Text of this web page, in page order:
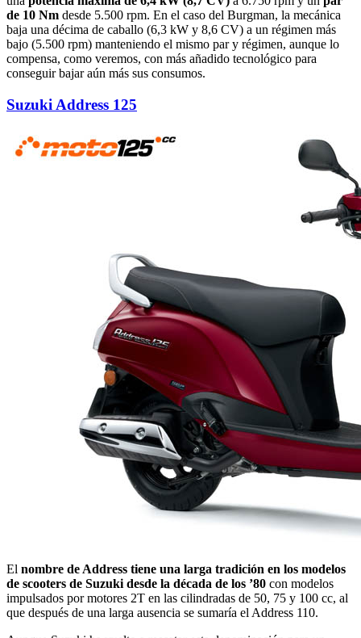
de 10 Nm desde 5.500 rpm. En el caso del Burgman, la mecánica
baja una décima de caballo (6,3 kW y 8,6 CV) a un régimen más
bajo (5.500 rpm) manteniendo el mismo par y régimen, aunque lo
compensa, como veremos, con más añadido tecnológico para
conseguir bajar aún más sus consumos.
Suzuki Address 125
El nombre de Address tiene una larga tradición en los modelos
de scooters de Suzuki desde la década de los ’80 con modelos
impulsados por motores 2T en las cilindradas de 50, 75 y 100 cc, al
que después de una larga ausencia se sumaría el Address 110.